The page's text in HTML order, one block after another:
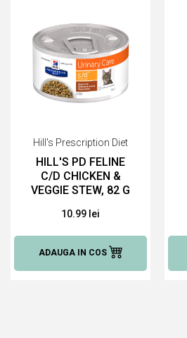
Hill's Prescription Diet
HILL'S PD FELINE
C/D CHICKEN &
VEGGIE STEW, 82 G
10.99 lei
ADAUGA IN COS